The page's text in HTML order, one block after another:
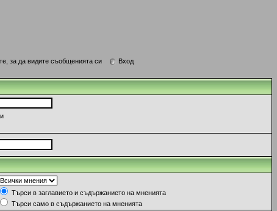
за да видите съобщенията си
Вход
Търси в заглавието и съдържанието на мненията
Търси само в съдържанието на мненията